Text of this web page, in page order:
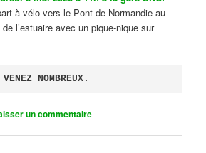
à vélo vers le Pont de Normandie au
l’estuaire avec un pique-nique sur
VENEZ NOMBREUX.
un commentaire